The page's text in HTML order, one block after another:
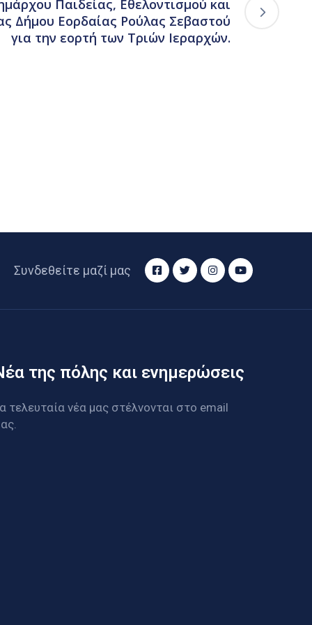
Παιδείας, Εθελοντισμού και
Δήμου Εορδαίας Ρούλας Σεβαστού
για την εορτή των Τριών Ιεραρχών.
Συνδεθείτε μαζί μας
της πόλης και ενημερώσεις
τελευταία νέα μας στέλνονται στο email